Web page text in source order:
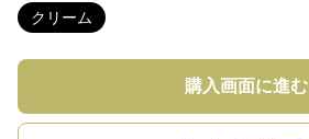
クリーム
購入画面に進む